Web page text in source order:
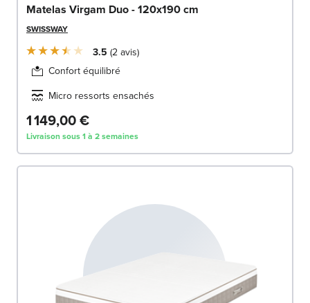
Matelas Virgam Duo - 120x190 cm
SWISSWAY
3.5 2 avis
Confort équilibré
Micro ressorts ensachés
1 149,00 €
Livraison sous 1 à 2 semaines